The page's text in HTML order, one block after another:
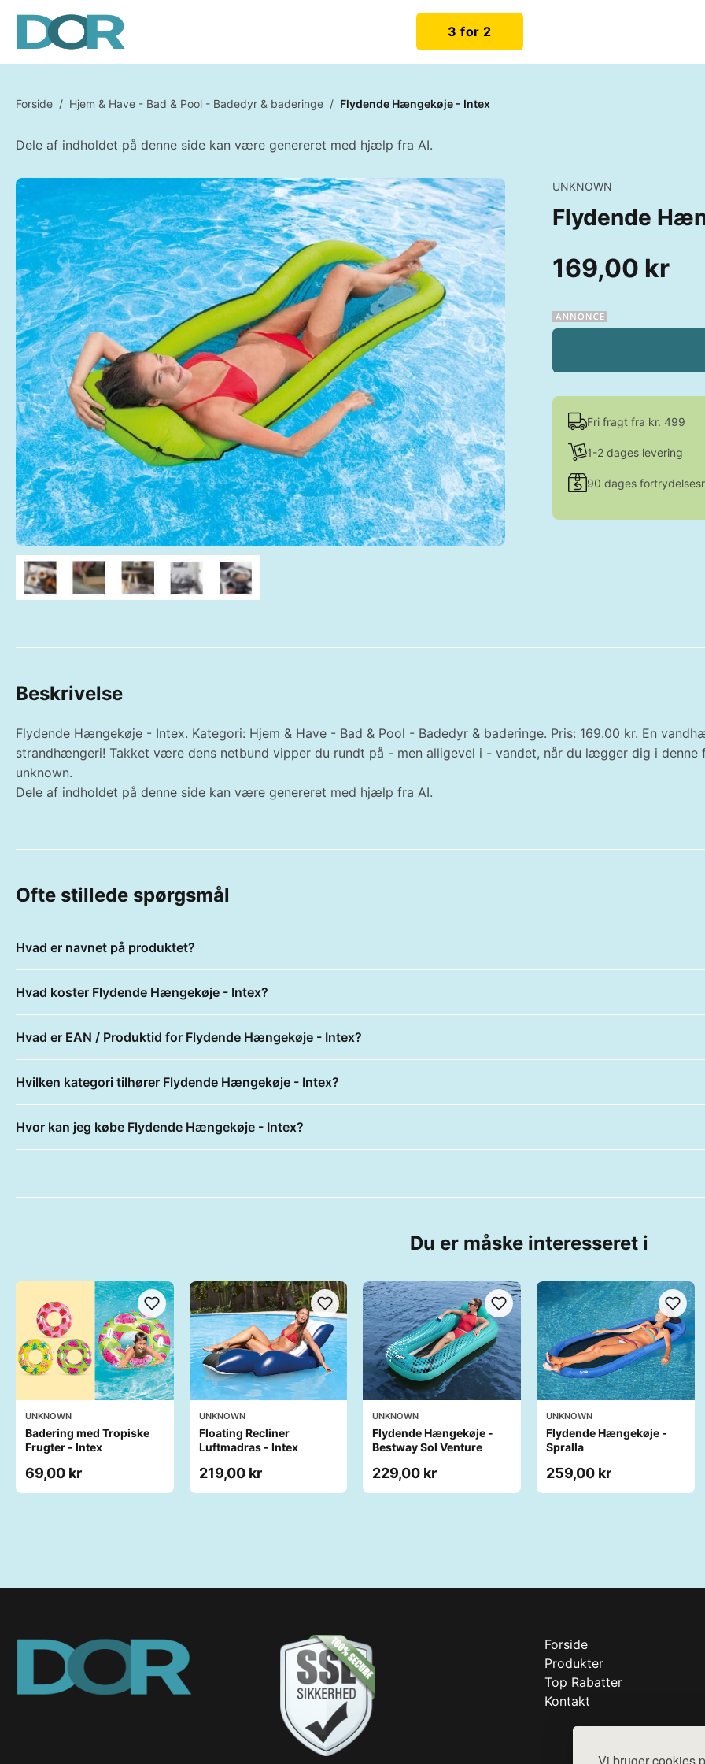
3 for 2
Forside / Hjem & Have - Bad & Pool - Badedyr & baderinge / Flydende Hængekøje - Intex
Dele af indholdet på denne side kan være genereret med hjælp fra AI.
UNKNOWN
Flydende
169,00 kr
Fri fragt fra kr. 499
1-2 dages levering
90 dages
Beskrivelse
Flydende Hængekøje - Intex. Kategori: Hjem & Have - Bad & Pool - Badedyr & baderinge. Pris: 169.00 kr. En
strandhængeri! Takket være dens netbund vipper du rundt på - men alligevel i - vandet, når du lægger dig i
unknown.
Dele af indholdet på denne side kan være genereret med hjælp fra AI.
Ofte stillede spørgsmål
Hvad er navnet på produktet?
Hvad koster Flydende Hængekøje - Intex?
Hvad er EAN / Produktid for Flydende Hængekøje - Intex?
Hvilken kategori tilhører Flydende Hængekøje - Intex?
Hvor kan jeg købe Flydende Hængekøje - Intex?
Du er måske interesseret i
UNKNOWN
Badering med Tropiske
Frugter - Intex
69,00 kr
UNKNOWN
Floating Recliner
Luftmadras - Intex
219,00 kr
UNKNOWN
Flydende Hængekøje -
Bestway Sol Venture
229,00 kr
UNKNOWN
Flydende Hængekøje -
Spralla
259,00 kr
Forside
Produkter
Top Rabatter
Kontakt